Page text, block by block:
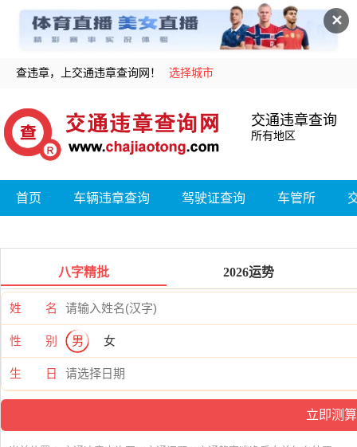
✕
查违章，上交通违章查询网！ 选择城市
交通违章查询
所有地区
首页 车辆违章查询 驾驶证查询 车管所
八字精批 2026运势
姓 名
性 别 男 女
生 日